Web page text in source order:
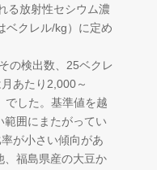
る放射性セシウム濃
ベクレル/kg）に定め
の検出数、25ベクレ
あたり2,000～
でした。基準値を越
範囲にまたがってい
が小さい傾向があ
、福島県産の大豆か